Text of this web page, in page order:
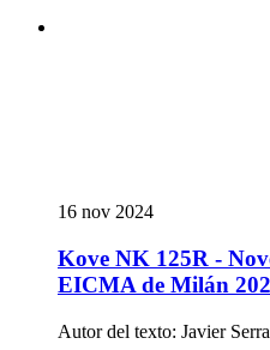
16 nov 2024
Kove NK 125R -
EICMA de Milán
Autor del texto: Javier